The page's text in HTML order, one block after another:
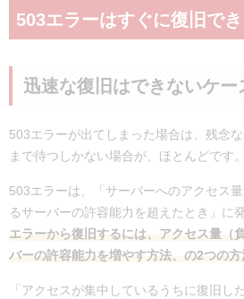
503エラーはすぐに復旧でき
迅速な復旧はできないケー
503エラーが出てしまった場合は、残念
まで待つしかない場合が、ほとんどです。
503エラーは、「サーバーへのアクセス
るサーバーの許容能力を超えたとき」に
エラーから復旧するには、アクセス量（
バーの許容能力を増やす方法、の2つの
「アクセスが集中しているうちに復旧し